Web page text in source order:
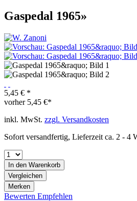
Gaspedal 1965»
5,45 € *
vorher 5,45 €*
inkl. MwSt. zzgl. Versandkosten
Sofort versandfertig, Lieferzeit ca. 2 - 4
In den Warenkorb
Vergleichen
Merken
Bewerten Empfehlen